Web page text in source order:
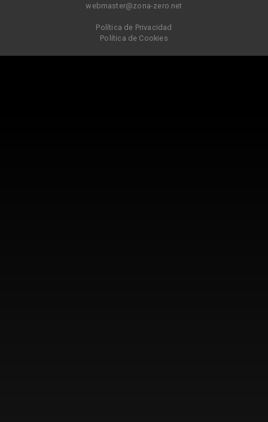
webmaster@zona-zero.net
Política de Privacidad
Política de Cookies